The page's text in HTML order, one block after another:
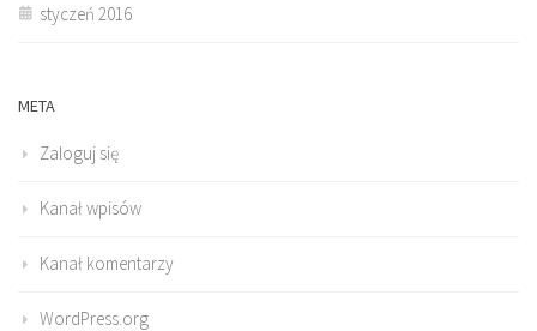
styczeń 2016
META
Zaloguj się
Kanał wpisów
Kanał komentarzy
WordPress.org